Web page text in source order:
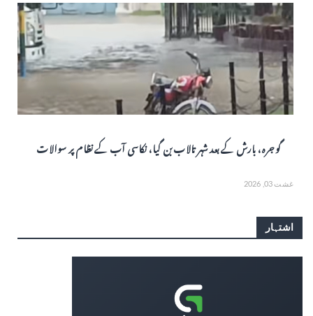
گوجرہ، بارش کے بعد شہر تالاب بن گیا، نکاسی آب کے نظام پر سوالات
غشت 03, 2026
اشتہار